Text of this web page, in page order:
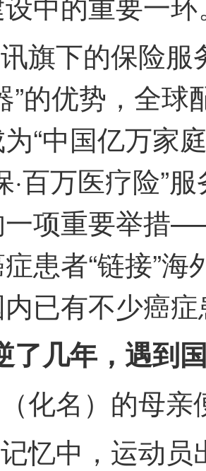
旗下的保险
”的优势，全
“中国亿万家
·百万医疗险”
项重要举措
患者“链接”
已有不少癌
了几年，遇到
化名）的母
忆中，运动